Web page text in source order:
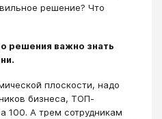
решение? Что
решения важно знать
плоскости, надо
бизнеса, ТОП-
100. А трем сотрудникам